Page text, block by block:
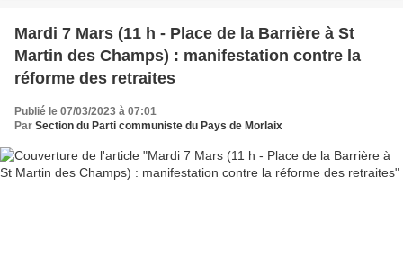
Mardi 7 Mars (11 h - Place de la Barrière à St
Martin des Champs) : manifestation contre la
réforme des retraites
Publié le 07/03/2023 à 07:01
Par Section du Parti communiste du Pays de Morlaix